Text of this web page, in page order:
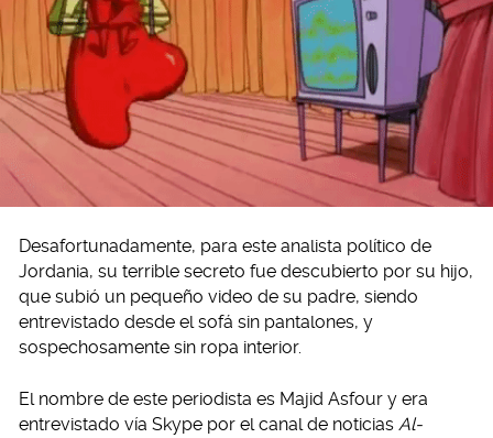
Desafortunadamente, para este analista político de
Jordania, su terrible secreto fue descubierto por su hijo,
que subió un pequeño video de su padre, siendo
entrevistado desde el sofá sin pantalones, y
sospechosamente sin ropa interior.
El nombre de este periodista es Majid Asfour y era
entrevistado vía Skype por el canal de noticias Al-